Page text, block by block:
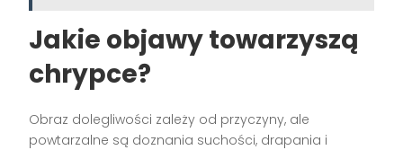
Jakie objawy towarzyszą
chrypce?
Obraz dolegliwości zależy od przyczyny, ale
powtarzalne są doznania suchości, drapania i